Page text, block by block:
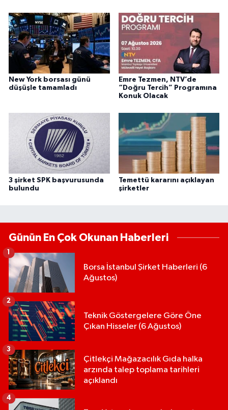
New York borsası günü
düşüşle tamamladı
Emre Tezmen, NTV’de
“Doğru Tercih” Programına
Konuk Olacak
3 şirket SPK başvurusunda
bulundu
Temettü kararını açıklayan
şirketler
Günün En Çok Okunan Haberleri
Borsa İstanbul Şirket Haberleri (6
Ağustos)
Teknik Göstergelere Göre Öne
Çıkan Hisseler (6 Ağustos)
2
Çitlekçi Mağazacılık Gıda halka
arzında talep toplama tarihleri
açıklandı
3
4